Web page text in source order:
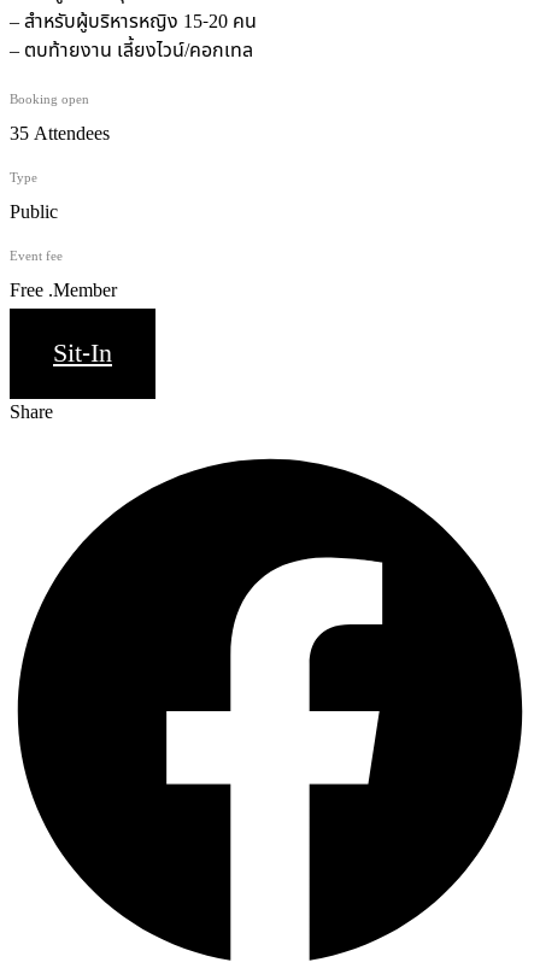
– สำหรับผู้บริหารหญิง 15-20 คน
– ตบท้ายงาน เลี้ยงไวน์/คอกเทล
Booking open
35 Attendees
Type
Public
Event fee
Free .Member
Sit-In
Share